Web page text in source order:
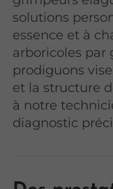
solutions
essence et à
arboricoles par
prodiguons
et la structure
à notre
diagnostic